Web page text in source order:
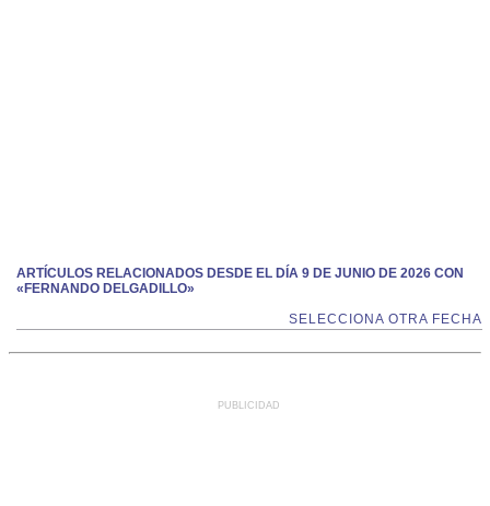
ARTÍCULOS RELACIONADOS DESDE EL DÍA 9 DE JUNIO DE 2026 CON
«FERNANDO DELGADILLO»
SELECCIONA OTRA FECHA
PUBLICIDAD